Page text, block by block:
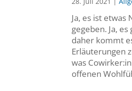
Ja, es ist etwas
gegeben. Ja,
daher kommt
Erläuterungen
was
offenen